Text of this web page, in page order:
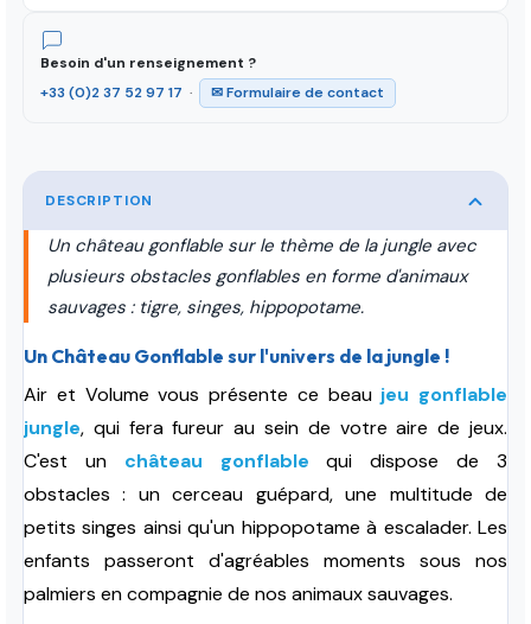
Besoin d'un renseignement ?
+33 (0)2 37 52 97 17 · ✉ Formulaire de contact
DESCRIPTION
Un château gonflable sur le thème de la jungle avec
plusieurs obstacles gonflables en forme d'animaux
sauvages : tigre, singes, hippopotame.
Un Château Gonflable sur l'univers de la jungle !
Air et Volume vous présente ce beau jeu gonflable
jungle, qui fera fureur au sein de votre aire de jeux.
C'est un château gonflable qui dispose de 3
obstacles : un cerceau guépard, une multitude de
petits singes ainsi qu'un hippopotame à escalader. Les
enfants passeront d'agréables moments sous nos
palmiers en compagnie de nos animaux sauvages.